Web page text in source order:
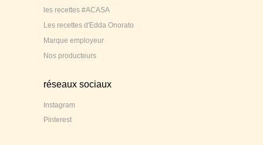
les recettes #ACASA
Les recettes d'Edda Onorato
Marque employeur
Nos producteurs
réseaux sociaux
Instagram
Pinterest